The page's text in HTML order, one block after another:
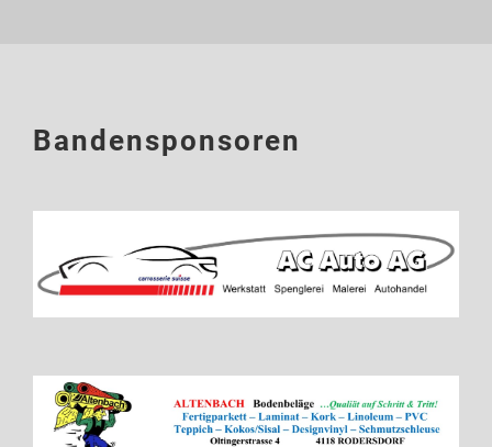
Bandensponsoren